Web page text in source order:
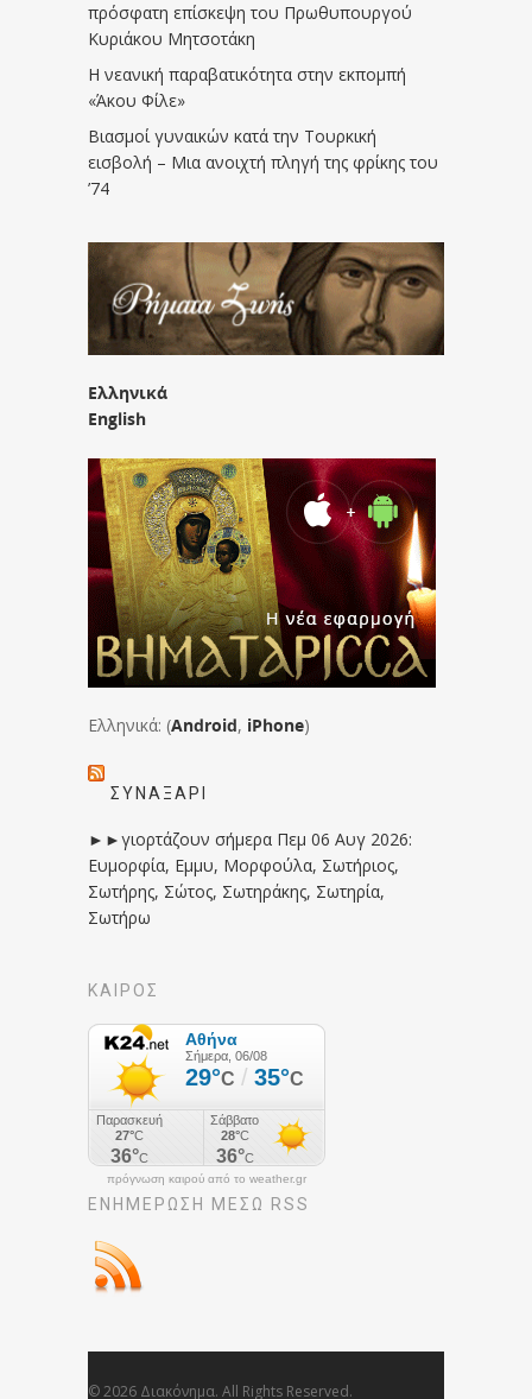
πρόσφατη επίσκεψη του Πρωθυπουργού
Κυριάκου Μητσοτάκη
Η νεανική παραβατικότητα στην εκπομπή
«Άκου Φίλε»
Βιασμοί γυναικών κατά την Τουρκική
εισβολή – Μια ανοιχτή πληγή της φρίκης του
’74
Ελληνικά
English
Ελληνικά: (Android, iPhone)
ΣΥΝΑΞΆΡΙ
►►γιορτάζουν σήμερα Πεμ 06 Αυγ 2026:
Ευμορφία, Εμμυ, Μορφούλα, Σωτήριος,
Σωτήρης, Σώτος, Σωτηράκης, Σωτηρία,
Σωτήρω
ΚΑΙΡΟΣ
πρόγνωση καιρού από το weather.gr
ΕΝΗΜΈΡΩΣΉ ΜΕΣΩ RSS
© 2026 Διακόνημα. All Rights Reserved.